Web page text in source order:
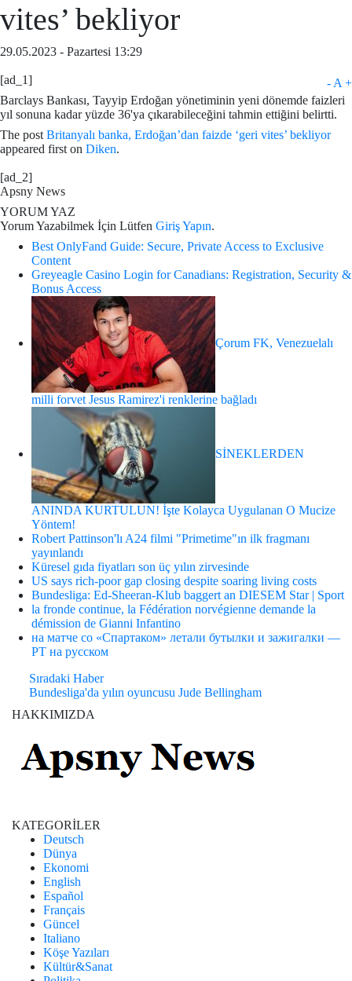
vites’ bekliyor
29.05.2023 - Pazartesi 13:29
- A +
[ad_1]
Barclays Bankası, Tayyip Erdoğan yönetiminin yeni dönemde faizleri
yıl sonuna kadar yüzde 36'ya çıkarabileceğini tahmin ettiğini belirtti.
The post Britanyalı banka, Erdoğan’dan faizde ‘geri vites’ bekliyor
appeared first on Diken.
[ad_2]
Apsny News
YORUM YAZ
Yorum Yazabilmek İçin Lütfen Giriş Yapın.
Best OnlyFand Guide: Secure, Private Access to Exclusive
Content
Greyeagle Casino Login for Canadians: Registration, Security &
Bonus Access
Çorum FK, Venezuelalı
milli forvet Jesus Ramirez'i renklerine bağladı
SİNEKLERDEN
ANINDA KURTULUN! İşte Kolayca Uygulanan O Mucize
Yöntem!
Robert Pattinson'lı A24 filmi "Primetime"ın ilk fragmanı
yayınlandı
Küresel gıda fiyatları son üç yılın zirvesinde
US says rich-poor gap closing despite soaring living costs
Bundesliga: Ed-Sheeran-Klub baggert an DIESEM Star | Sport
la fronde continue, la Fédération norvégienne demande la
démission de Gianni Infantino
на матче со «Спартаком» летали бутылки и зажигалки —
РТ на русском
Sıradaki Haber
Bundesliga'da yılın oyuncusu Jude Bellingham
HAKKIMIZDA
KATEGORİLER
Deutsch
Dünya
Ekonomi
English
Español
Français
Güncel
Italiano
Köşe Yazıları
Kültür&Sanat